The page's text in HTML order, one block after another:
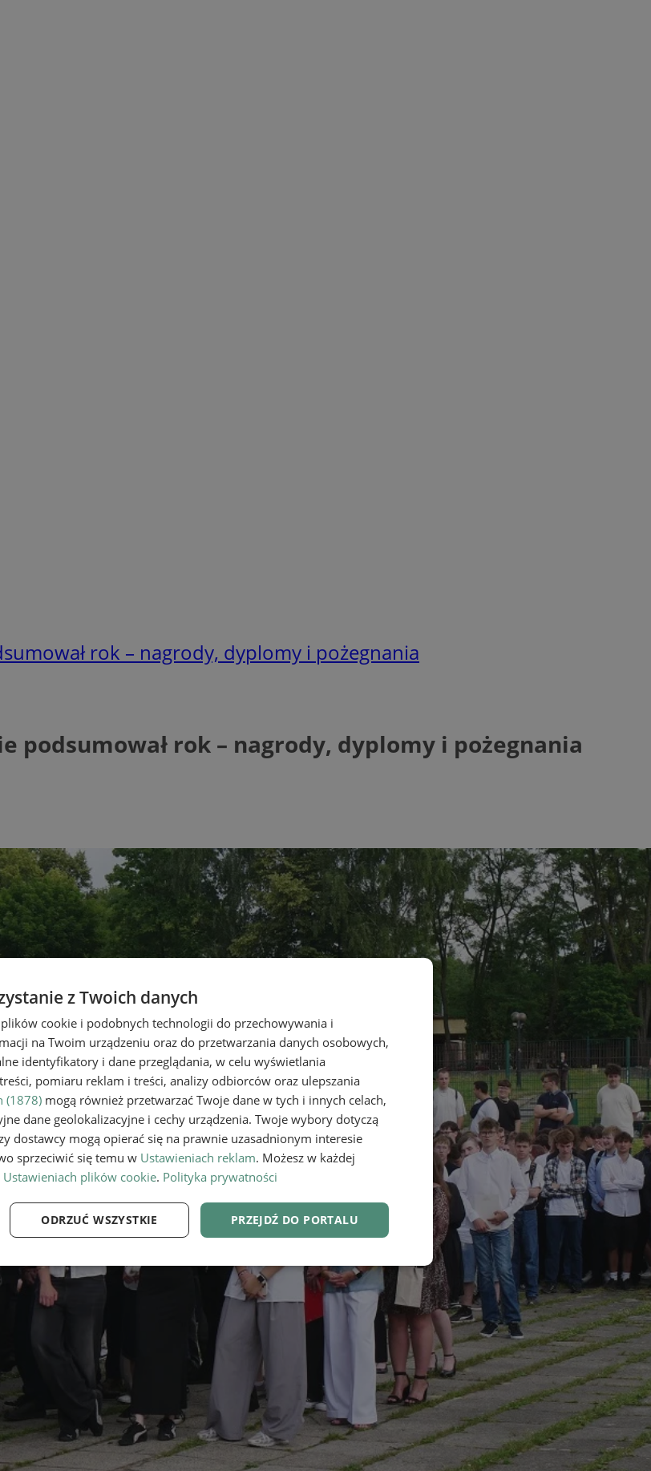
rok – nagrody, dyplomy i pożegnania
podsumował rok – nagrody, dyplomy i pożegnania
z Twoich danych
cookie i podobnych technologii do przechowywania i
na Twoim urządzeniu oraz do przetwarzania danych osobowych,
identyfikatory i dane przeglądania, w celu wyświetlania
pomiaru reklam i treści, analizy odbiorców oraz ulepszania
(1878) mogą również przetwarzać Twoje dane w tych i innych celach,
dane geolokalizacyjne i cechy urządzenia. Twoje wybory dotyczą
dostawcy mogą opierać się na prawnie uzasadnionym interesie
sprzeciwić się temu w Ustawieniach reklam. Możesz w każdej
Ustawieniach plików cookie. Polityka prywatności
PRZEJDŹ DO PORTALU
ODRZUĆ WSZYSTKIE
Wydajność Targetowanie Funkcjonalność
Funkcjonalność
z podstawowych funkcji strony internetowej, takich jak logowanie użytkownika i
cookie nie można prawidłowo korzystać ze strony internetowej.
Okres
przechowywania
Opis